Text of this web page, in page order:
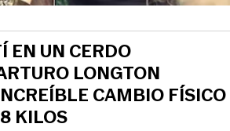
EN UN CERDO
LONGTON
CAMBIO FÍSICO
KILOS